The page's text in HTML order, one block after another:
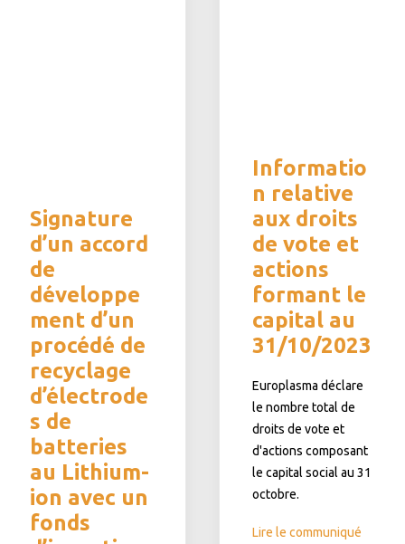
Informatio
n relative
aux droits
de vote et
actions
formant le
capital au
31/10/2023
Europlasma déclare
le nombre total de
droits de vote et
d'actions composant
le capital social au 31
octobre.
Lire le communiqué
Signature
d’un accord
de
développe
ment d’un
procédé de
recyclage
d’électrode
s de
batteries
au Lithium-
ion avec un
fonds